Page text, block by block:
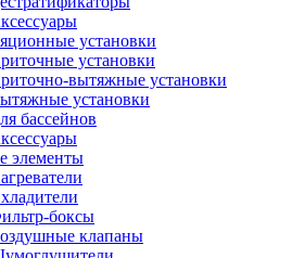
установки
установки
вытяжные установки
установки
бассейнов
элементы
боксы
клапаны